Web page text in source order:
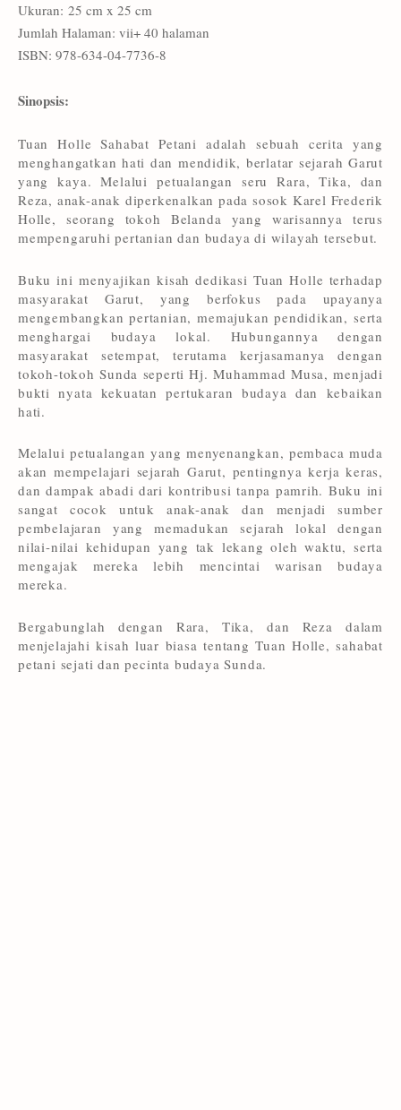
Ukuran: 25 cm x 25 cm
Jumlah Halaman: vii+ 40 halaman
ISBN: 978-634-04-7736-8
Sinopsis:
Tuan Holle Sahabat Petani adalah sebuah cerita yang
menghangatkan hati dan mendidik, berlatar sejarah Garut
yang kaya. Melalui petualangan seru Rara, Tika, dan
Reza, anak-anak diperkenalkan pada sosok Karel Frederik
Holle, seorang tokoh Belanda yang warisannya terus
mempengaruhi pertanian dan budaya di wilayah tersebut.
Buku ini menyajikan kisah dedikasi Tuan Holle terhadap
masyarakat Garut, yang berfokus pada upayanya
mengembangkan pertanian, memajukan pendidikan, serta
menghargai budaya lokal. Hubungannya dengan
masyarakat setempat, terutama kerjasamanya dengan
tokoh-tokoh Sunda seperti Hj. Muhammad Musa, menjadi
bukti nyata kekuatan pertukaran budaya dan kebaikan
hati.
Melalui petualangan yang menyenangkan, pembaca muda
akan mempelajari sejarah Garut, pentingnya kerja keras,
dan dampak abadi dari kontribusi tanpa pamrih. Buku ini
sangat cocok untuk anak-anak dan menjadi sumber
pembelajaran yang memadukan sejarah lokal dengan
nilai-nilai kehidupan yang tak lekang oleh waktu, serta
mengajak mereka lebih mencintai warisan budaya
mereka.
Bergabunglah dengan Rara, Tika, dan Reza dalam
menjelajahi kisah luar biasa tentang Tuan Holle, sahabat
petani sejati dan pecinta budaya Sunda.